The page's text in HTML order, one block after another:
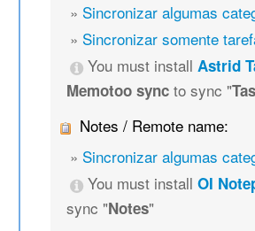
» Sincronizar algumas
» Sincronizar somente
You must installAstrid
Memotoo sync to sync "
Notes / Remote name:
» Sincronizar algumas
You must installOI
sync "Notes"